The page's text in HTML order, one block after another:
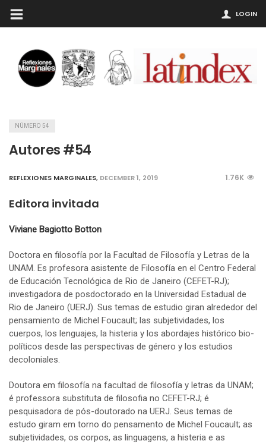
LOGIN
NÚMERO 54
Autores #54
REFLEXIONES MARGINALES, DECEMBER 1, 2019 1.76K
Editora invitada
Viviane Bagiotto Botton
Doctora en filosofía por la Facultad de Filosofía y Letras de la
UNAM. Es profesora asistente de Filosofía en el Centro Federal
de Educación Tecnológica de Rio de Janeiro (CEFET-RJ);
investigadora de posdoctorado en la Universidad Estadual de
Rio de Janeiro (UERJ). Sus temas de estudio giran alrededor del
pensamiento de Michel Foucault; las subjetividades, los
cuerpos, los lenguajes, la histeria y los abordajes histórico bio-
políticos desde las perspectivas de género y los estudios
decoloniales.
Doutora em filosofía na facultad de filosofía y letras da UNAM;
é professora substituta de filosofia no CEFET-RJ; é
pesquisadora de pós-doutorado na UERJ. Seus temas de
estudo giram em torno do pensamento de Michel Foucault; as
subjetividades, os corpos, as linguagens, a histeria e as